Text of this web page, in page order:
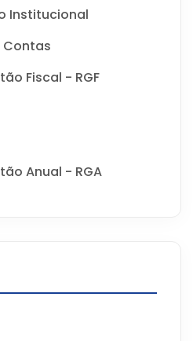
Institucional
Fiscal - RGF
Anual - RGA